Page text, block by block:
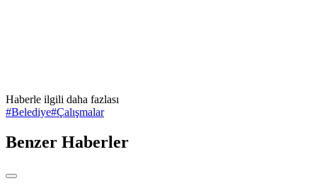
Haberle ilgili daha fazlası
#Belediye#Çalışmalar
Benzer Haberler